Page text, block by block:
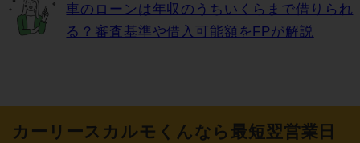
車のローンは年収のうちいくらまで借りられ
る？審査基準や借入可能額をFPが解説
カーリースカルモくんなら最短翌営業日